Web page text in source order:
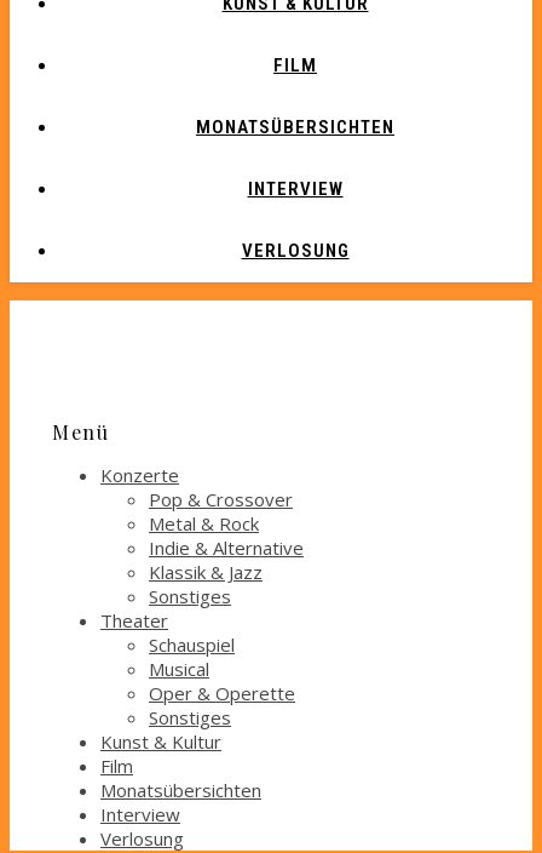
FILM
MONATSÜBERSICHTEN
INTERVIEW
VERLOSUNG
Menü
Konzerte
Pop & Crossover
Metal & Rock
Indie & Alternative
Klassik & Jazz
Sonstiges
Theater
Schauspiel
Musical
Oper & Operette
Sonstiges
Kunst & Kultur
Film
Monatsübersichten
Interview
Verlosung